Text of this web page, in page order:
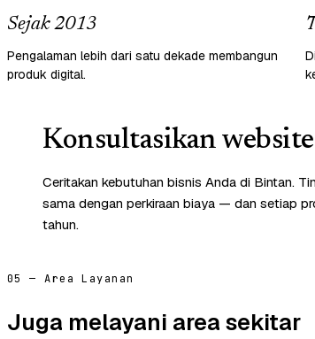
Sejak 2013
Pengalaman lebih dari satu dekade membangun
produk digital.
Konsultasikan
Ceritakan kebutuhan bisnis Anda di Bintan.
sama dengan perkiraan biaya — dan setiap
tahun.
05 — Area Layanan
Juga melayani area sekitar